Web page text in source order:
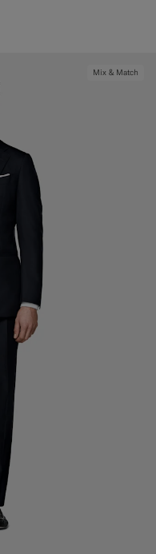
Mix & Match